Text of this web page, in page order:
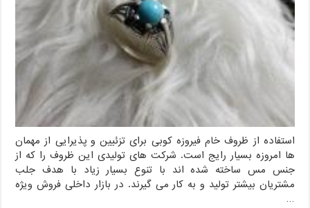
استفاده از ظروف خام فیروزه کوبی برای تزئیین و پذیرایی از مهمان
ها امروزه بسیار رایج است. شرکت های تولیدی این ظروف را که از
جنس مس ساخته شده اند با تنوع بسیار زیاد با هدف جلب
مشتریان بیشتر تولید و به کار می گیرند. در بازار داخلی فروش ویژه
…